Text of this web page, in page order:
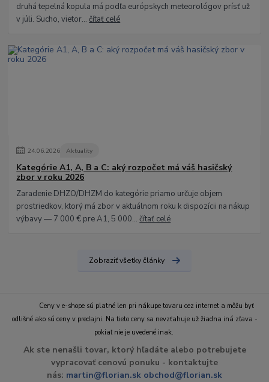
druhá tepelná kopula má podľa európskych meteorológov prísť už
v júli. Sucho, vietor...čítať celé
24.06.2026 Aktuality
Kategórie A1, A, B a C: aký rozpočet má váš hasičský
zbor v roku 2026
Zaradenie DHZO/DHZM do kategórie priamo určuje objem
prostriedkov, ktorý má zbor v aktuálnom roku k dispozícii na nákup
výbavy — 7 000 € pre A1, 5 000...čítať celé
Zobraziť všetky články
Ceny v e-shope sú platné len pri nákupe tovaru cez internet a môžu byť
odlišné ako sú ceny v predajni. Na tieto ceny sa nevzťahuje už žiadna iná zľava -
pokiaľ nie je uvedené inak.
Ak ste nenašli tovar, ktorý hľadáte alebo potrebujete
vypracovať cenovú ponuku - kontaktujte
nás: martin@florian.sk obchod@florian.sk